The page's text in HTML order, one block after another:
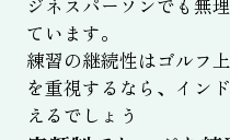
ジネスパーソンでも無
ています。
練習の継続性はゴルフ
を重視するなら、イン
えるでしょう